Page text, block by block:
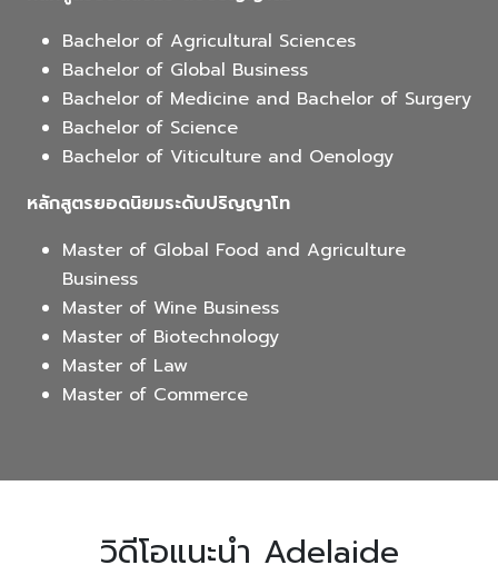
Bachelor of Agricultural Sciences
Bachelor of Global Business
Bachelor of Medicine and Bachelor of Surgery
Bachelor of Science
Bachelor of Viticulture and Oenology
หลักสูตรยอดนิยมระดับปริญญาโท
Master of Global Food and Agriculture
Business
Master of Wine Business
Master of Biotechnology
Master of Law
Master of Commerce
วิดีโอแนะนำ Adelaide